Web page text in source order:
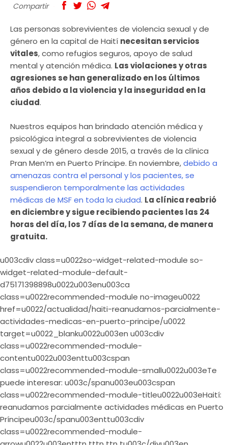
Compartir
Las personas sobrevivientes de violencia sexual y de
género en la capital de Haití necesitan servicios
vitales, como refugios seguros, apoyo de salud
mental y atención médica. Las violaciones y otras
agresiones se han generalizado en los últimos
años debido a la violencia y la inseguridad en la
ciudad.
Nuestros equipos han brindado atención médica y
psicológica integral a sobrevivientes de violencia
sexual y de género desde 2015, a través de la clínica
Pran Men’m en Puerto Príncipe. En noviembre,debido a
amenazas contra el personal y los pacientes, se
suspendieron temporalmente las actividades
médicas de MSF en toda la ciudad. La clínica reabrió
en diciembre y sigue recibiendo pacientes las 24
horas del día, los 7 días de la semana, de manera
gratuita.
u003cdiv class=u0022so-widget-related-module so-
widget-related-module-default-
d75171398898u0022u003enu003ca
class=u0022recommended-module no-imageu0022
href=u0022/actualidad/haiti-reanudamos-parcialmente-
actividades-medicas-en-puerto-principe/u0022
target=u0022_blanku0022u003en u003cdiv
class=u0022recommended-module-
contentu0022u003enttu003cspan
class=u0022recommended-module-smallu0022u003eTe
puede interesar: u003c/spanu003eu003cspan
class=u0022recommended-module-titleu0022u003eHaití:
reanudamos parcialmente actividades médicas en Puerto
Príncipeu003c/spanu003enttu003cdiv
class=u0022recommended-module-